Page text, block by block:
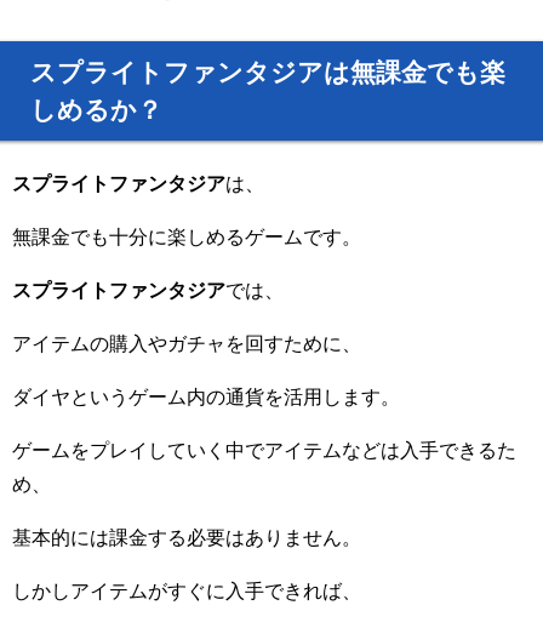
スプライトファンタジアは無課金でも楽
しめるか？
スプライトファンタジアは、
無課金でも十分に楽しめるゲームです。
スプライトファンタジアでは、
アイテムの購入やガチャを回すために、
ダイヤというゲーム内の通貨を活用します。
ゲームをプレイしていく中でアイテムなどは入手できるた
め、
基本的には課金する必要はありません。
しかしアイテムがすぐに入手できれば、